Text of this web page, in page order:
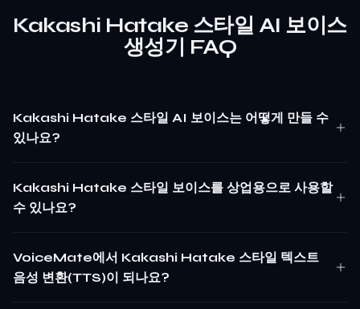
Kakashi Hatake 스타일 AI 보이스
생성기 FAQ
Kakashi Hatake 스타일 AI 보이스는 어떻게 만들 수
있나요?
Kakashi Hatake 스타일 보이스를 상업용으로 사용할
수 있나요?
VoiceMate에서 Kakashi Hatake 스타일 텍스트
음성 변환(TTS)이 되나요?